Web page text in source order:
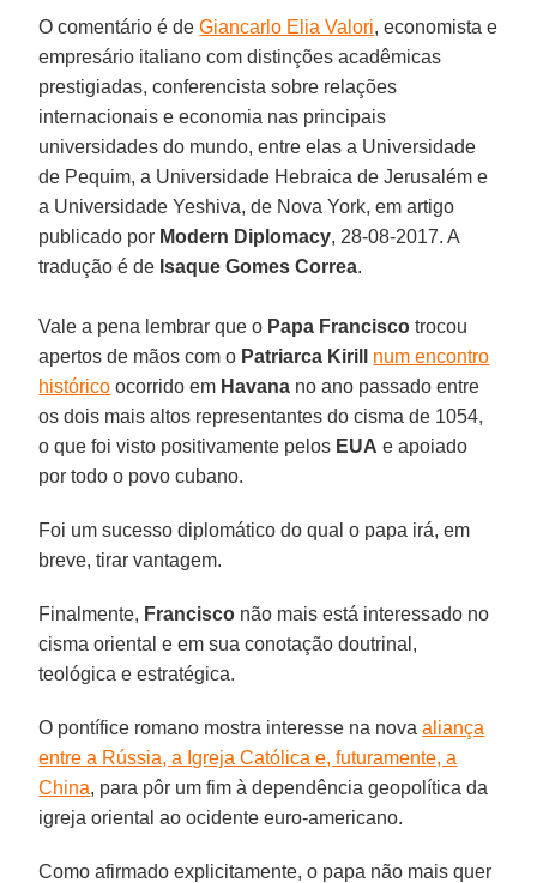
O comentário é deGiancarlo Elia Valori, economista e
empresário italiano com distinções acadêmicas
prestigiadas, conferencista sobre relações
internacionais e economia nas principais
universidades do mundo, entre elas a Universidade
de Pequim, a Universidade Hebraica de Jerusalém e
a Universidade Yeshiva, de Nova York, em artigo
publicado por Modern Diplomacy, 28-08-2017. A
tradução é de Isaque Gomes Correa.
Vale a pena lembrar que o Papa Francisco trocou
apertos de mãos com o Patriarca Kirill
num encontro
histórico ocorrido em Havana no ano passado entre
os dois mais altos representantes do cisma de 1054,
o que foi visto positivamente pelos EUA e apoiado
por todo o povo cubano.
Foi um sucesso diplomático do qual o papa irá, em
breve, tirar vantagem.
Finalmente, Francisco não mais está interessado no
cisma oriental e em sua conotação doutrinal,
teológica e estratégica.
O pontífice romano mostra interesse na novaaliança
entre a Rússia, a Igreja Católica e, futuramente, a
China, para pôr um fim à dependência geopolítica da
igreja oriental ao ocidente euro-americano.
Como afirmado explicitamente, o papa não mais quer